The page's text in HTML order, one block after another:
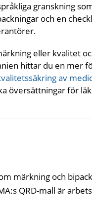
granskning
och en
eller kvalitet
hittar du en mer
av
översättningar för
märkning och
QRD-mall är